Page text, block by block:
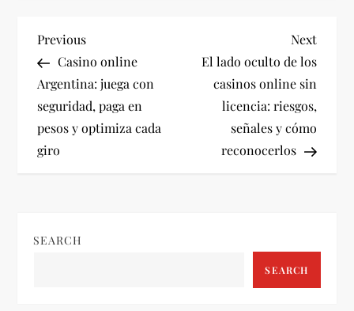
P
o
s
t
a
Previous
Post
Previous
Casino online
Argentina: juega con
seguridad, paga en
pesos y optimiza cada
giro
Next
Post
Next
El lado oculto de los
casinos online sin
licencia: riesgos,
señales y cómo
reconocerlos
SEARCH
SEARCH